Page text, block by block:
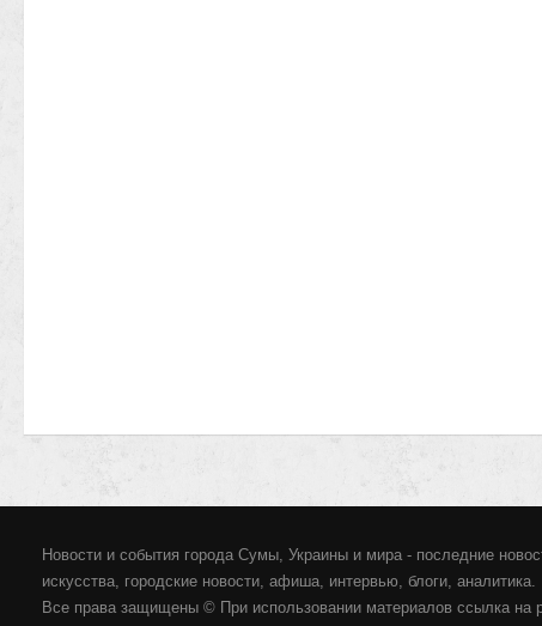
Новости и события города Сумы, Украины и мира - последние
искусства, городские новости, афиша, интервью, блоги, аналитика.
Все права защищены © При использовании материалов ссылка на